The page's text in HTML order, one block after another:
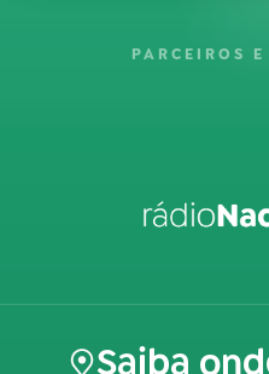
PARCEIROS
Saiba